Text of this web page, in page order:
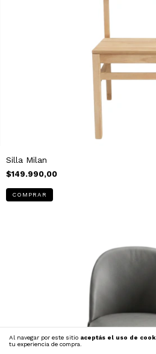
Al navegar por este sitio aceptás el uso de
tu experiencia de compra.
Silla Milan
$149.990,00